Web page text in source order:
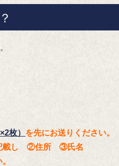
枚） を先にお送りください。
記載し ②住所 ③氏名